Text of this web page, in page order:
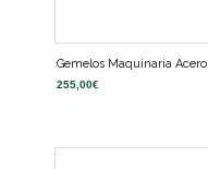
Gemelos Maquinaria Acero
255,00€